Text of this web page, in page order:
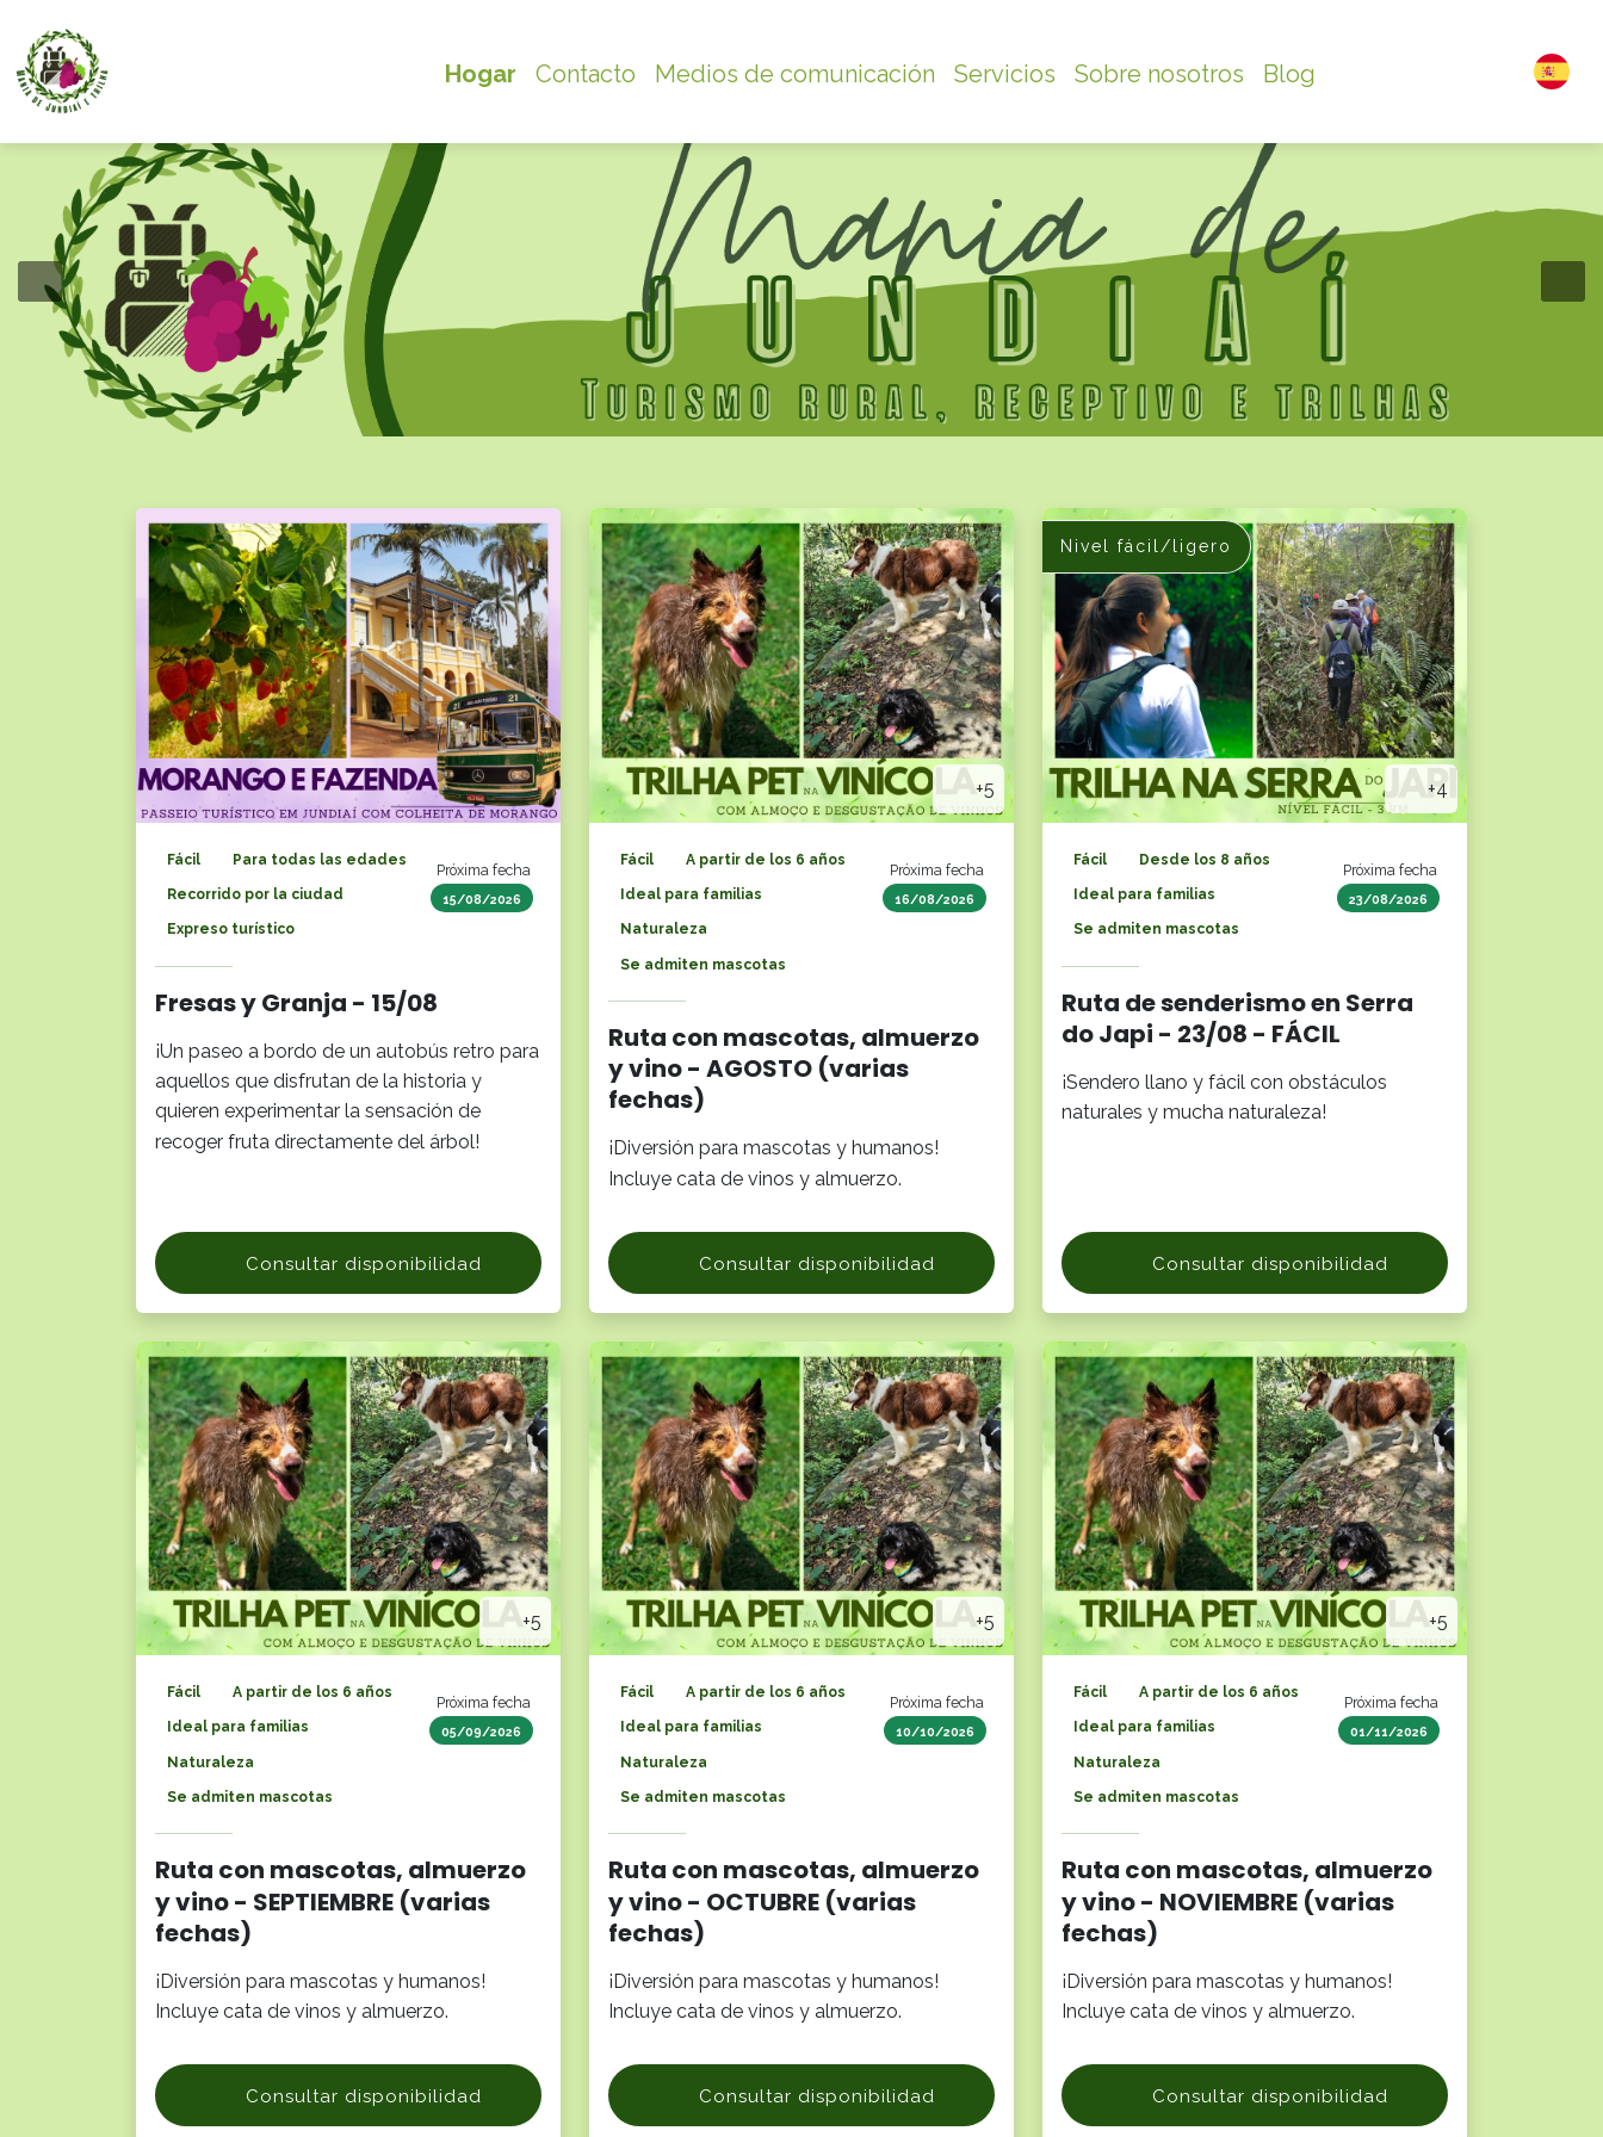
Hogar Contacto Medios de comunicación Servicios Sobre nosotros Blog
Próxima fecha
15/08/2026
Fácil Para todas las edades
Recorrido por la ciudad
Expreso turístico
Fresas y Granja - 15/08
¡Un paseo a bordo de un autobús retro para
aquellos que disfrutan de la historia y
quieren experimentar la sensación de
recoger fruta directamente del árbol!
Consultar disponibilidad
+5
Próxima fecha
16/08/2026
Fácil A partir de los 6 años
Ideal para familias
Naturaleza
Se admiten mascotas
Ruta con mascotas, almuerzo
y vino - AGOSTO (varias
fechas)
¡Diversión para mascotas y humanos!
Incluye cata de vinos y almuerzo.
Consultar disponibilidad
Nivel fácil/ligero
+4
Próxima fecha
23/08/2026
Fácil Desde los 8 años
Ideal para familias
Se admiten mascotas
Ruta de senderismo en Serra
do Japi - 23/08 - FÁCIL
¡Sendero llano y fácil con obstáculos
naturales y mucha naturaleza!
Consultar disponibilidad
+5
Próxima fecha
05/09/2026
Fácil A partir de los 6 años
Ideal para familias
Naturaleza
Se admiten mascotas
Ruta con mascotas, almuerzo
y vino - SEPTIEMBRE (varias
fechas)
¡Diversión para mascotas y humanos!
Incluye cata de vinos y almuerzo.
Consultar disponibilidad
+5
Próxima fecha
10/10/2026
Fácil A partir de los 6 años
Ideal para familias
Naturaleza
Se admiten mascotas
Ruta con mascotas, almuerzo
y vino - OCTUBRE (varias
fechas)
¡Diversión para mascotas y humanos!
Incluye cata de vinos y almuerzo.
Consultar disponibilidad
+5
Próxima fecha
01/11/2026
Fácil A partir de los 6 años
Ideal para familias
Naturaleza
Se admiten mascotas
Ruta con mascotas, almuerzo
y vino - NOVIEMBRE (varias
fechas)
¡Diversión para mascotas y humanos!
Incluye cata de vinos y almuerzo.
Consultar disponibilidad